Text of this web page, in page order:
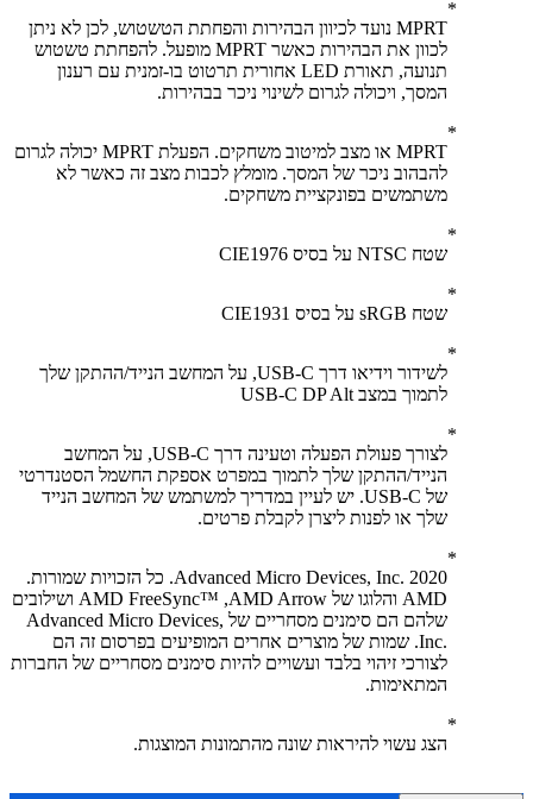
MPRT נועד לכיוון הבהירות והפחתת הטשטוש, לכן לא ניתן
לכוון את הבהירות כאשר MPRT מופעל. להפחתת טשטוש
תנועה, תאורת LED אחורית תרטוט בו-זמנית עם רענון
המסך, ויכולה לגרום לשינוי ניכר בבהירות.
MPRT או מצב למיטוב משחקים. הפעלת MPRT יכולה לגרום
להבהוב ניכר של המסך. מומלץ לכבות מצב זה כאשר לא
משתמשים בפונקציית משחקים.
שטח NTSC על בסיס CIE1976
שטח sRGB על בסיס CIE1931
לשידור וידיאו דרך USB-C, על המחשב הנייד/ההתקן שלך
לתמוך במצב USB-C DP Alt
לצורך פעולת הפעלה וטעינה דרך USB-C, על המחשב
הנייד/ההתקן שלך לתמוך במפרט אספקת החשמל הסטנדרטי
של USB-C. יש לעיין במדריך למשתמש של המחשב הנייד
שלך או לפנות ליצרן לקבלת פרטים.
2020 Advanced Micro Devices, Inc.‎. כל הזכויות שמורות.
AMD והלוגו של AMD Arrow, ‏AMD FreeSync™‎ ושילובים
שלהם הם סימנים מסחריים של Advanced Micro Devices,
Inc.‎. שמות של מוצרים אחרים המופיעים בפרסום זה הם
לצורכי זיהוי בלבד ועשויים להיות סימנים מסחריים של החברות
המתאימות.
הצג עשוי להיראות שונה מהתמונות המוצגות.